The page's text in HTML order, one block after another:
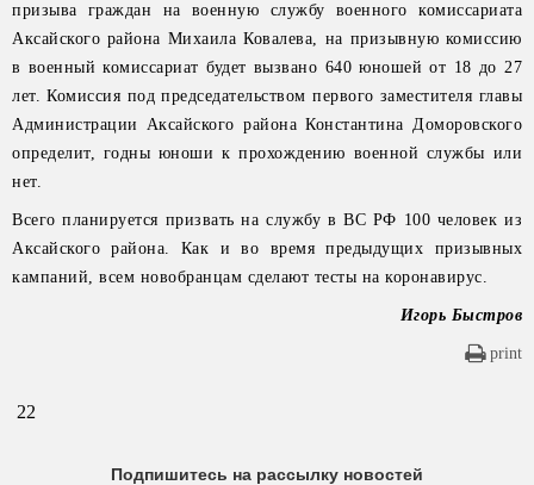
призыва граждан на военную службу военного комиссариата
Аксайского района Михаила Ковалева, на призывную комиссию
в военный комиссариат будет вызвано 640 юношей от 18 до 27
лет. Комиссия под председательством первого заместителя главы
Администрации Аксайского района Константина Доморовского
определит, годны юноши к прохождению военной службы или
нет.
Всего планируется призвать на службу в ВС РФ 100 человек из
Аксайского района. Как и во время предыдущих призывных
кампаний, всем новобранцам сделают тесты на коронавирус.
Игорь Быстров
print
22
Подпишитесь на рассылку новостей